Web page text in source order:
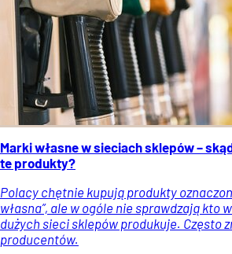
Marki własne w sieciach sklepów –
te produkty?
Polacy chętnie kupują produkty
własna”, ale w ogóle nie sprawdzają kto
dużych sieci sklepów produkuje. Często
producentów.